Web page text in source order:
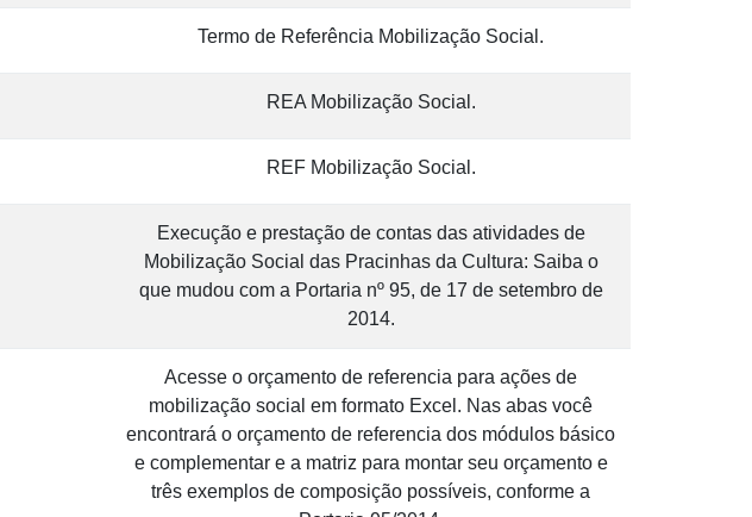
Termo de Referência Mobilização Social.
REA Mobilização Social.
REF Mobilização Social.
Execução e prestação de contas das atividades de
Mobilização Social das Pracinhas da Cultura: Saiba o
que mudou com a Portaria nº 95, de 17 de setembro de
2014.
Acesse o orçamento de referencia para ações de
mobilização social em formato Excel. Nas abas você
encontrará o orçamento de referencia dos módulos básico
e complementar e a matriz para montar seu orçamento e
três exemplos de composição possíveis, conforme a